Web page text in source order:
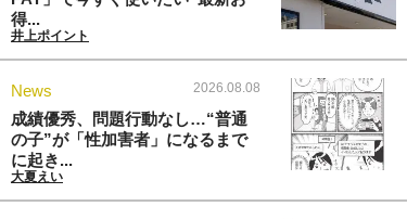
得...
井上ポイント
News 2026.08.08
成績優秀、問題行動なし…“普通
の子”が「性加害者」になるまで
に起き...
大夏えい